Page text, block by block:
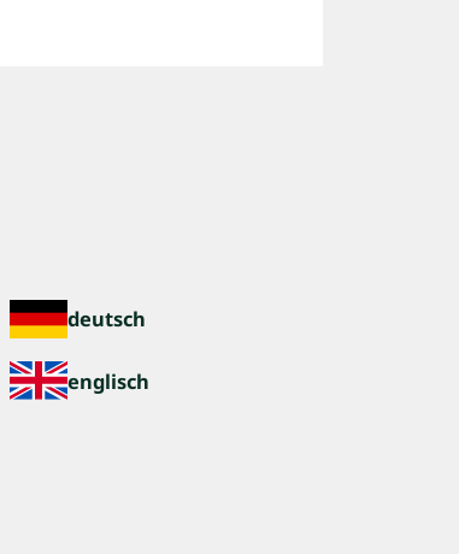
deutsch
englisch